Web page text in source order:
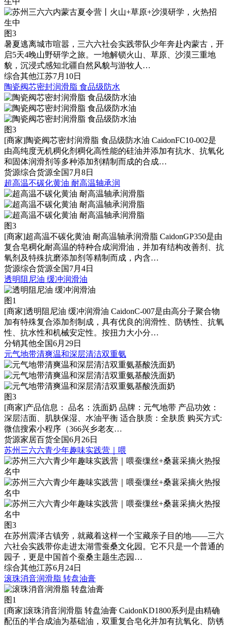
图3
暑夏逃离城市喧嚣，三六六社会实践带队少年奔赴内蒙古，开
启5天4晚山野研学之旅。一地解锁火山、草原、沙漠三重地
貌，沉浸式感知北疆自然风貌与游牧人…
综合其他江苏7月10日
陶瓷阀芯密封润滑脂 食品级防水
图3
[商家]陶瓷阀芯密封润滑脂 食品级防水油 CaidonFC10-002是
由高纯度无机稠化剂稠化高性能的硅油并添加有抗水、抗氧化
和固体润滑剂等多种添加剂精制而成的合成…
货源综合货源全国7月8日
超高温不碳化黄油 耐高温轴承润
图3
[商家]超高温不碳化黄油 耐高温轴承润滑脂 CaidonGP350是由
复合皂稠化耐高温的特种合成润滑油，并加有结构改善剂、抗
氧剂及特殊抗磨添加剂等精制而成，内含…
货源综合货源全国7月4日
透明阻尼油 缓冲润滑油
图1
[商家]透明阻尼油 缓冲润滑油 CaidonC-007是由高分子聚合物
加有特殊复合添加剂制成，具有优良的润滑性、防锈性、抗氧
性、抗水性和机械安定性。按扭力大小分…
分销其他全国6月29日
元气地带清爽温和深层清洁双重氨
图3
[商家]产品信息： 品名：洗面奶 品牌：元气地带 产品功效：
深层洁面、肌肤保湿、水油平衡 适合肤质：全肤质 购买方式:
微信搜索小程序（366兴乡老友…
货源家居百货全国6月26日
苏州三六六青少年趣味实践营｜喂
图3
在苏州震泽古镇旁，就藏着这样一个宝藏亲子目的地——三六
六社会实践带你走进太湖雪蚕桑文化园。它不只是一个普通的
园子，更是中国首个蚕桑主题生态园…
综合其他江苏6月24日
滚珠消音润滑脂 转盘油膏
图1
[商家]滚珠消音润滑脂 转盘油膏 CaidonKD1800系列是由精确
配伍的半合成油为基础油，双重复合皂化并加有抗氧化、防锈